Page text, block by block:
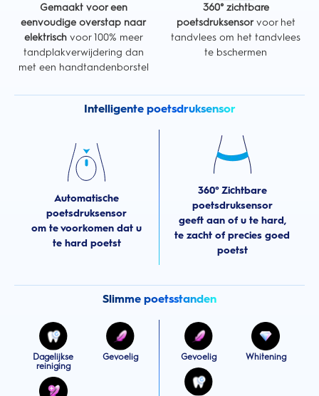
Gemaakt voor een
eenvoudige overstap naar
elektrischvoor 100% meer
tandplakverwijdering dan
met een handtandenborstel
360° zichtbare
poetsdruksensorvoor het
tandvlees om het tandvlees
te bschermen
Intelligente poetsdruksensor
Automatische
poetsdruksensor
om te voorkomen dat u
te hard poetst
360° Zichtbare
poetsdruksensor
geeft aan of u te hard,
te zacht of precies goed
poetst
Slimme poetsstanden
Dagelijkse
reiniging
Gevoelig Gevoelig Whitening